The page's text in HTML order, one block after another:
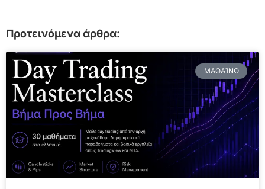
Προτεινόμενα άρθρα:
ΜΑΘΑΊΝΩ